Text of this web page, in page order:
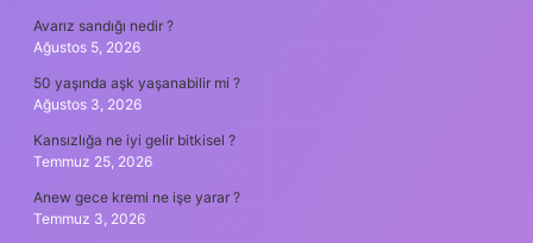
Avarız sandığı nedir ?
Ağustos 5, 2026
50 yaşında aşk yaşanabilir mi ?
Ağustos 3, 2026
Kansızlığa ne iyi gelir bitkisel ?
Temmuz 25, 2026
Anew gece kremi ne işe yarar ?
Temmuz 3, 2026